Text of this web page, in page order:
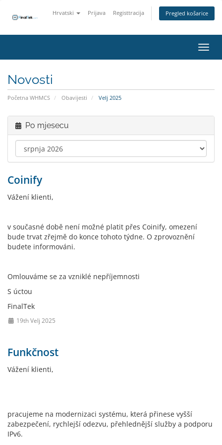
Hrvatski Prijava Registtracija Pregled košarice
Novosti
Početna WHMCS Obavijesti Velj 2025
Po mjesecu
Coinify
Vážení klienti,
v současné době není možné platit přes Coinify, omezení
bude trvat zřejmě do konce tohoto týdne. O zprovoznění
budete informováni.
Omlouváme se za vzniklé nepříjemnosti
S úctou
FinalTek
19th Velj 2025
Funkčnost
Vážení klienti,
pracujeme na modernizaci systému, která přinese vyšší
zabezpečení, rychlejší odezvu, přehlednější služby a podporu
IPv6.